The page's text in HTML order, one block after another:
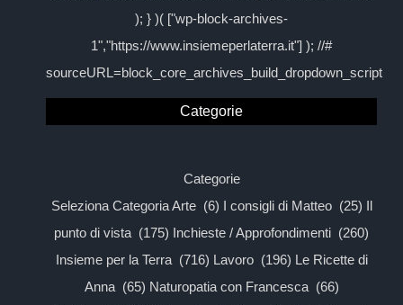
); } )( ["wp-block-archives-
1","https://www.insiemeperlaterra.it"] ); //#
sourceURL=block_core_archives_build_dropdown_script
Categorie
Categorie
Seleziona Categoria Arte (6) I consigli di Matteo (25) Il
punto di vista (175) Inchieste / Approfondimenti (260)
Insieme per la Terra (716) Lavoro (196) Le Ricette di
Anna (65) Naturopatia con Francesca (66)